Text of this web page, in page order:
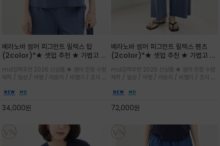
베라노바 썸머 피그먼트 릴렉스 탑
(2color)*★ 셋업 추천 ★ 가볍고 부
튼 소재로 완성
md강력추천 2026 신상품 ★ 썸머 한정 수량
제작 / 일상 / 여행 / 라운지 / 비행기 / 조식 /
그먼트로 제작되어 편하고 가볍게 후회없으실 아
34,000원
베라노바 썸머 피그먼트 릴렉스 팬츠
(2color)*★ 셋업 추천 ★ 가볍고 부
튼 소재로 완성
md강력추천 2026 신상품 ★ 썸머 한정 수량
제작 / 일상 / 여행 / 라운지 / 비행기 / 조식 /
그먼트로 제작되어 편하고 가볍게 후회없으실 아
72,000원